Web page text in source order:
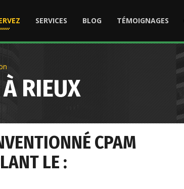
SERVICES BLOG TÉMOIGNAGES
RIEUX
CPAM
LE :